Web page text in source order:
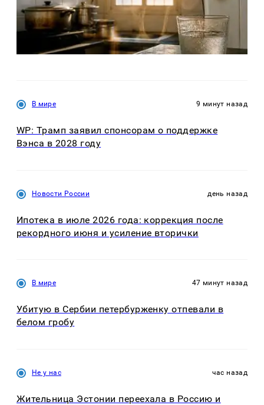
В мире 9 минут назад
WP: Трамп заявил спонсорам о поддержке
Вэнса в 2028 году
Новости России день назад
Ипотека в июле 2026 года: коррекция после
рекордного июня и усиление вторички
В мире 47 минут назад
Убитую в Сербии петербурженку отпевали в
белом гробу
Не у нас час назад
Жительница Эстонии переехала в Россию и